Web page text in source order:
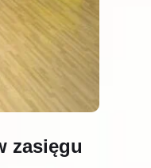
zasięgu